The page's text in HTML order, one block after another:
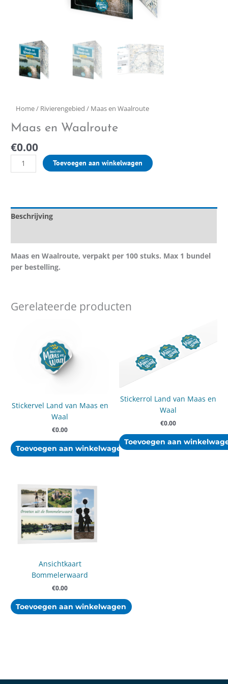
Home/ Rivierengebied / Maas en Waalroute
Maas en Waalroute
€0.00
Toevoegen aan winkelwagen
Beschrijving
Maas en Waalroute, verpakt per 100 stuks. Max 1 bundel
per bestelling.
Gerelateerde producten
Stickervel Land van Maas en
Waal
€0.00
Toevoegen aan winkelwagen
Stickerrol Land van Maas en
Waal
€0.00
Toevoegen aan
Ansichtkaart
Bommelerwaard
€0.00
Toevoegen aan winkelwagen